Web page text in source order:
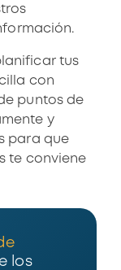
tus
con
puntos de
y
para que
te conviene
los